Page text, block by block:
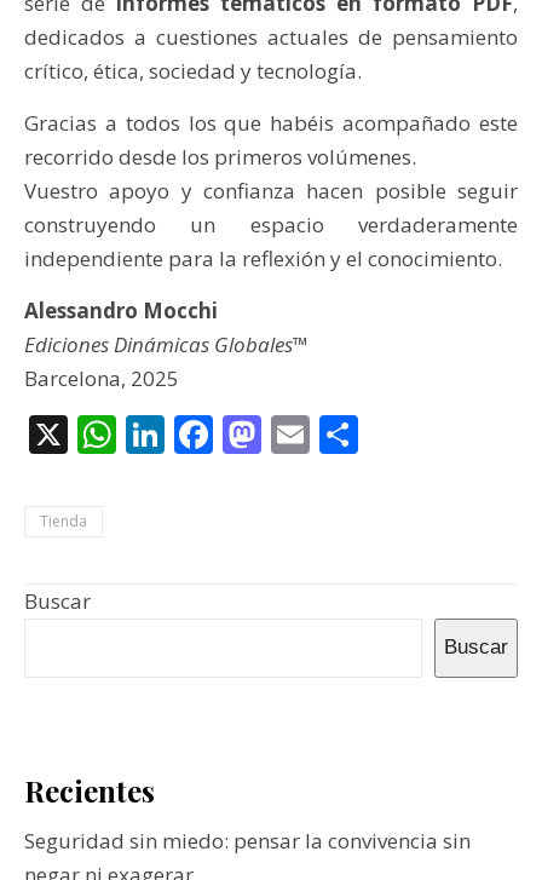
dedicados a cuestiones actuales de pensamiento
crítico, ética, sociedad y tecnología.
Gracias a todos los que habéis acompañado este
recorrido desde los primeros volúmenes.
Vuestro apoyo y confianza hacen posible seguir
construyendo un espacio verdaderamente
independiente para la reflexión y el conocimiento.
Alessandro Mocchi
Ediciones Dinámicas Globales™
Barcelona, 2025
X WhatsApp
LinkedIn
Facebook
Mastodon
Email
Tienda
Buscar
Buscar
Recientes
Seguridad sin miedo: pensar la convivencia sin